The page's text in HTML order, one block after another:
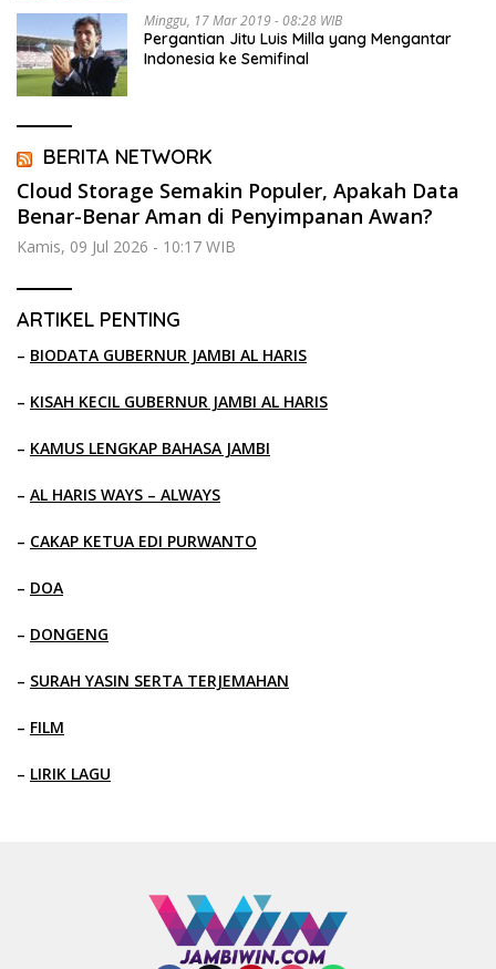
Minggu, 17 Mar 2019 - 08:28 WIB
Pergantian Jitu Luis Milla yang Mengantar
Indonesia ke Semifinal
BERITA NETWORK
Cloud Storage Semakin Populer, Apakah Data
Benar-Benar Aman di Penyimpanan Awan?
Kamis, 09 Jul 2026 - 10:17 WIB
ARTIKEL PENTING
– BIODATA GUBERNUR JAMBI AL HARIS
– KISAH KECIL GUBERNUR JAMBI AL HARIS
– KAMUS LENGKAP BAHASA JAMBI
– AL HARIS WAYS – ALWAYS
– CAKAP KETUA EDI PURWANTO
– DOA
– DONGENG
– SURAH YASIN SERTA TERJEMAHAN
– FILM
– LIRIK LAGU